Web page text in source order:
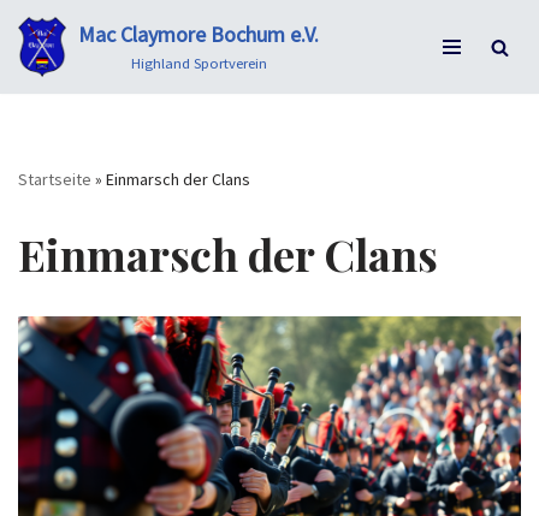
Zum
Inhalt
Mac Claymore Bochum e.V.
Highland Sportverein
Startseite » Einmarsch der Clans
Einmarsch der Clans